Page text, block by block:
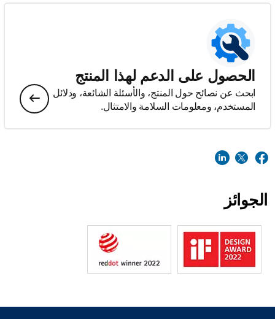
الحصول على الدعم لهذا المنتج
ابحث عن نصائح حول المنتج، والأسئلة الشائعة، ودلائل
المستخدم، ومعلومات السلامة والامتثال.
الجوائز